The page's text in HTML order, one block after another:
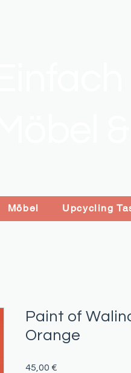
Möbel
Möbel Upcycling
Paint of
Orange
45,00 €